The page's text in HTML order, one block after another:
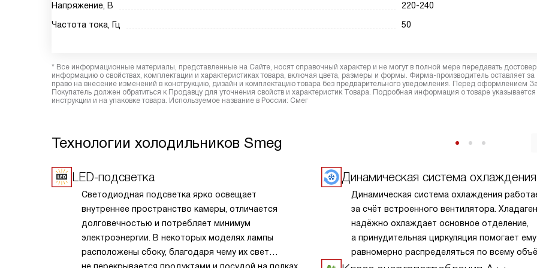
Напряжение, В
220-240
Частота тока, Гц
50
* Все информационные материалы, представленные на Сайте, носят справочный характер и не могут в полной мере передавать
информацию о свойствах, комплектации и характеристиках товара, включая цвета, размеры и формы. Фирма-производитель оставляет за
право на внесение изменений в конструкцию, дизайн и комплектацию товара без предварительного уведомления. Перед оформлением
Покупатель должен обратиться к Продавцу для уточнения свойств и характеристик Товара. Подробная информация о товаре указывается
инструкции и на упаковке товара. Используемое название в России: Смег
Технологии холодильников Smeg
LED-подсветка
Светодиодная подсветка ярко освещает
внутреннее пространство камеры, отличается
долговечностью и потребляет минимум
электроэнергии. В некоторых моделях лампы
расположены сбоку, благодаря чему их свет
Динамическая система охлаждения
Динамическая система охлаждения
за счёт встроенного вентилятора.
надёжно охлаждает основное отделение,
а принудительная циркуляция помогает ему
равномерно распределяться по всему